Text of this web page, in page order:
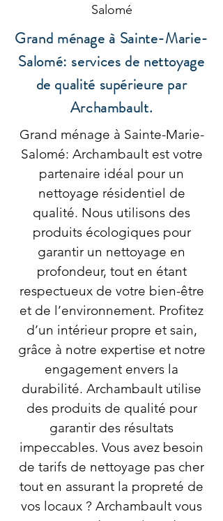
Salomé
Grand ménage à Sainte-Marie-
Salomé: services de nettoyage
de qualité supérieure par
Archambault.
Grand ménage à Sainte-Marie-
Salomé: Archambault est votre
partenaire idéal pour un
nettoyage résidentiel de
qualité. Nous utilisons des
produits écologiques pour
garantir un nettoyage en
profondeur, tout en étant
respectueux de votre bien-être
et de l’environnement. Profitez
d’un intérieur propre et sain,
grâce à notre expertise et notre
engagement envers la
durabilité. Archambault utilise
des produits de qualité pour
garantir des résultats
impeccables. Vous avez besoin
de tarifs de nettoyage pas cher
tout en assurant la propreté de
vos locaux ? Archambault vous